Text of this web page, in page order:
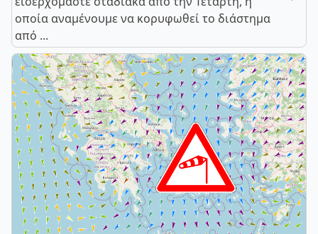
οποία αναμένουμε να κορυφωθεί το διάστημα
από ...